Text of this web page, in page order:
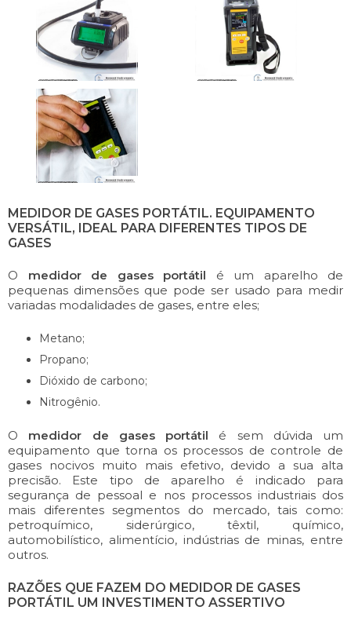
MEDIDOR DE GASES PORTÁTIL. EQUIPAMENTO
VERSÁTIL, IDEAL PARA DIFERENTES TIPOS DE
GASES
O medidor de gases portátil é um aparelho de
pequenas dimensões que pode ser usado para medir
variadas modalidades de gases, entre eles;
Metano;
Propano;
Dióxido de carbono;
Nitrogênio.
O medidor de gases portátil é sem dúvida um
equipamento que torna os processos de controle de
gases nocivos muito mais efetivo, devido a sua alta
precisão. Este tipo de aparelho é indicado para
segurança de pessoal e nos processos industriais dos
mais diferentes segmentos do mercado, tais como:
petroquímico, siderúrgico, têxtil, químico,
automobilístico, alimentício, indústrias de minas, entre
outros.
RAZÕES QUE FAZEM DO MEDIDOR DE GASES
PORTÁTIL UM INVESTIMENTO ASSERTIVO